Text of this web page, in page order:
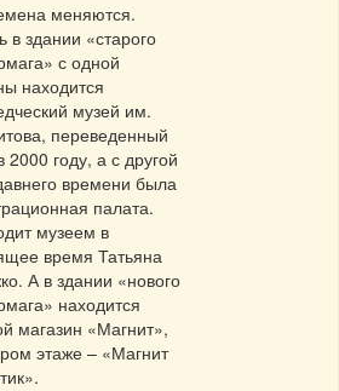
меняются.
в здании «старого
с одной
находится
музей им.
переведенный
2000 году, а с другой
времени была
палата.
музеем в
время Татьяна
А в здании «нового
находится
магазин «Магнит»,
этаже – «Магнит